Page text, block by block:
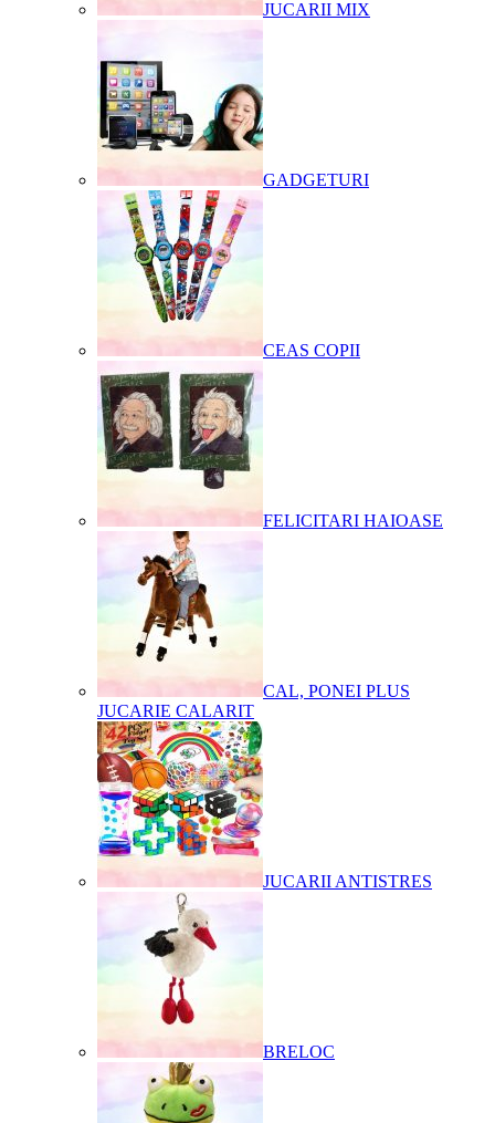
JUCARII MIX
GADGETURI
CEAS COPII
FELICITARI HAIOASE
CAL, PONEI PLUS
JUCARIE CALARIT
JUCARII ANTISTRES
BRELOC